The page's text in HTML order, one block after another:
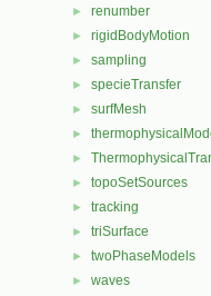
► renumber
► rigidBodyMotion
► sampling
► specieTransfer
► surfMesh
►
►
► topoSetSources
► tracking
► triSurface
► twoPhaseModels
► waves